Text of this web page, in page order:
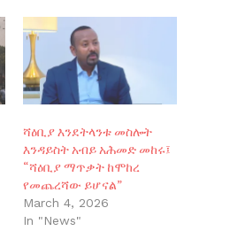
ሻዕቢያ እንደትላንቱ መስሎት
እንዳይስት አብይ አሕመድ መከሩ፤
“ሻዕቢያ ማጥቃት ከሞከረ
የመጨረሻው ይሆናል”
March 4, 2026
In "News"